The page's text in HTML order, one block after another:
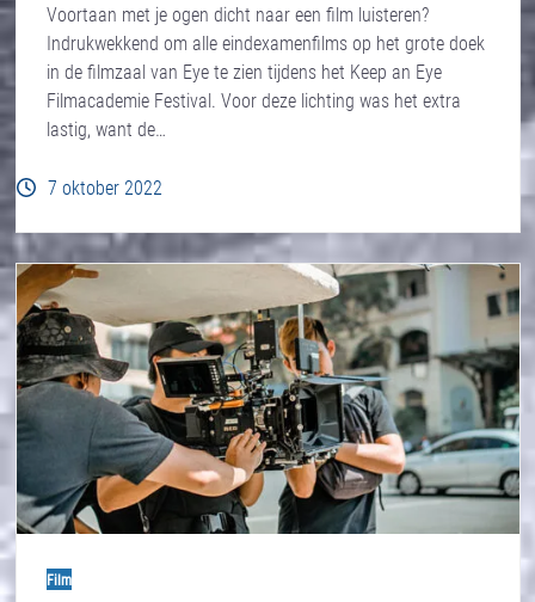
Voortaan met je ogen dicht naar een film luisteren?
Indrukwekkend om alle eindexamenfilms op het grote doek
in de filmzaal van Eye te zien tijdens het Keep an Eye
Filmacademie Festival. Voor deze lichting was het extra
lastig, want de…
7 oktober 2022
Film